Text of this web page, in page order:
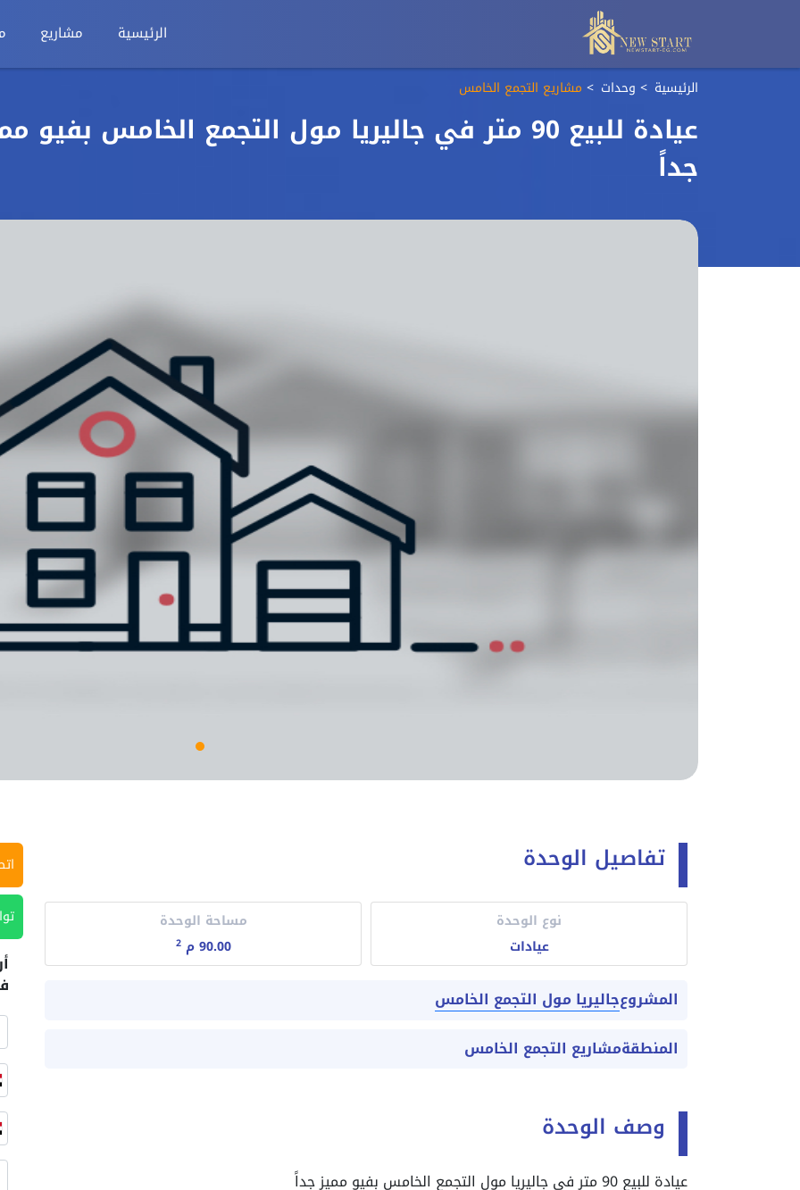
الرئيسية مشاريع
الرئيسية وحدات مشاريع التجمع الخامس
عيادة للبيع 90 متر في جاليريا مول التجمع الخامس بفيو
جداً
تفاصيل الوحدة
نوع الوحدة
عيادات
مساحة الوحدة
90.00 م
2
المشروعجاليريا مول التجمع الخامس
المنطقةمشاريع التجمع الخامس
وصف الوحدة
عيادة للبيع 90 متر في جاليريا مول التجمع الخامس بفيو مميز جداً